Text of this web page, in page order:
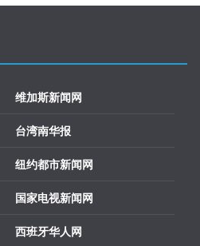
维加斯新闻网
台湾南华报
纽约都市新闻网
国家电视新闻网
西班牙华人网